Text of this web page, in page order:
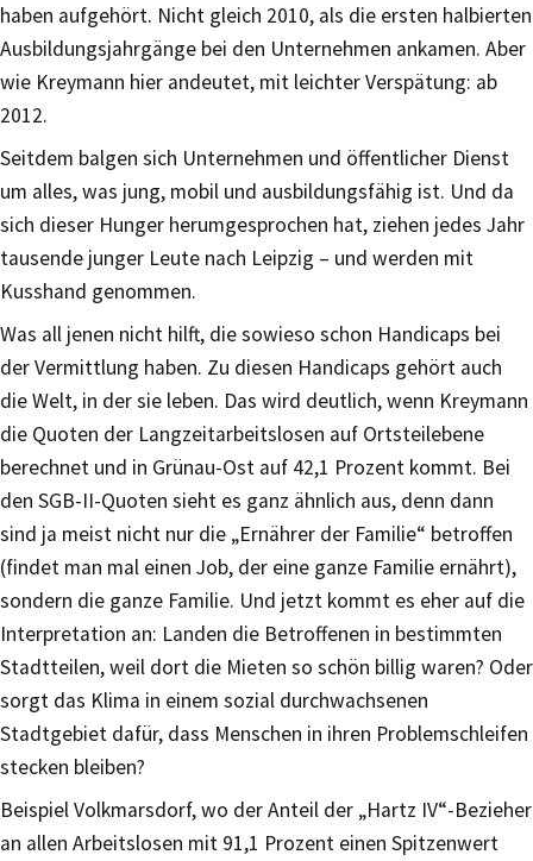
haben aufgehört. Nicht gleich 2010, als die ersten halbierten
Ausbildungsjahrgänge bei den Unternehmen ankamen. Aber
wie Kreymann hier andeutet, mit leichter Verspätung: ab
2012.
Seitdem balgen sich Unternehmen und öffentlicher Dienst
um alles, was jung, mobil und ausbildungsfähig ist. Und da
sich dieser Hunger herumgesprochen hat, ziehen jedes Jahr
tausende junger Leute nach Leipzig – und werden mit
Kusshand genommen.
Was all jenen nicht hilft, die sowieso schon Handicaps bei
der Vermittlung haben. Zu diesen Handicaps gehört auch
die Welt, in der sie leben. Das wird deutlich, wenn Kreymann
die Quoten der Langzeitarbeitslosen auf Ortsteilebene
berechnet und in Grünau-Ost auf 42,1 Prozent kommt. Bei
den SGB-II-Quoten sieht es ganz ähnlich aus, denn dann
sind ja meist nicht nur die „Ernährer der Familie“ betroffen
(findet man mal einen Job, der eine ganze Familie ernährt),
sondern die ganze Familie. Und jetzt kommt es eher auf die
Interpretation an: Landen die Betroffenen in bestimmten
Stadtteilen, weil dort die Mieten so schön billig waren? Oder
sorgt das Klima in einem sozial durchwachsenen
Stadtgebiet dafür, dass Menschen in ihren Problemschleifen
stecken bleiben?
Beispiel Volkmarsdorf, wo der Anteil der „Hartz IV“-Bezieher
an allen Arbeitslosen mit 91,1 Prozent einen Spitzenwert